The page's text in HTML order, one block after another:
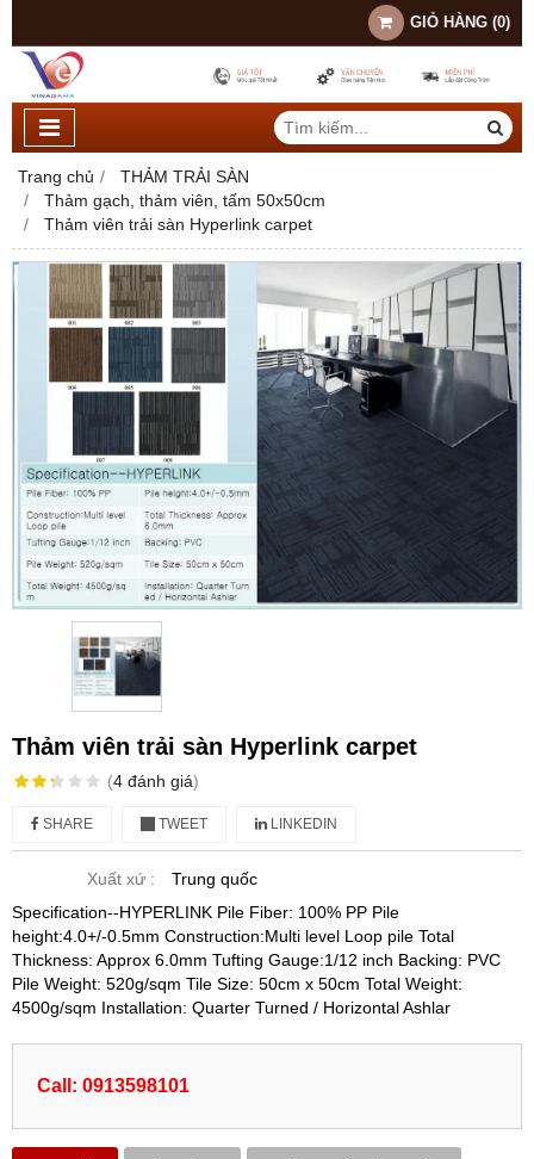
GIỎ HÀNG (0)
Trang chủ
THẢM TRẢI SÀN
Thảm gạch, thảm viên, tấm 50x50cm
Thảm viên trải sàn Hyperlink carpet
Thảm viên trải sàn Hyperlink carpet
(4 đánh giá)
SHARE TWEET LINKEDIN
Xuất xứ :
Trung quốc
Specification--HYPERLINK Pile Fiber: 100% PP Pile
height:4.0+/-0.5mm Construction:Multi level Loop pile Total
Thickness: Approx 6.0mm Tufting Gauge:1/12 inch Backing: PVC
Pile Weight: 520g/sqm Tile Size: 50cm x 50cm Total Weight:
4500g/sqm Installation: Quarter Turned / Horizontal Ashlar
Call: 0913598101